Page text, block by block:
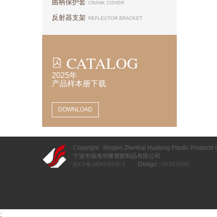
曲柄保护套 CRANK COVER
反射器支架 REFLECTOR BRACKET
CATALOG
2025年
产品样本册下载
DOWNLOAD
Copyright : Ningbo Zhenhai Hualong Plastic Products
宁波市镇海华隆塑胶制品有限公司
浙ICP备18047455号-1 Design : OFSTUDIO
;